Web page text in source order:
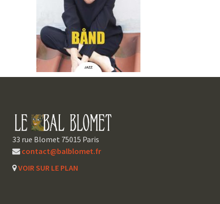
33 rue Blomet 75015 Paris
contact@balblomet.fr
VOIR SUR LE PLAN